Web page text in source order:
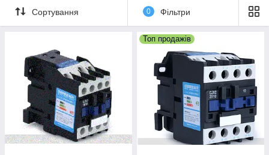
Сортування 0 Фільтри
Топ продажів